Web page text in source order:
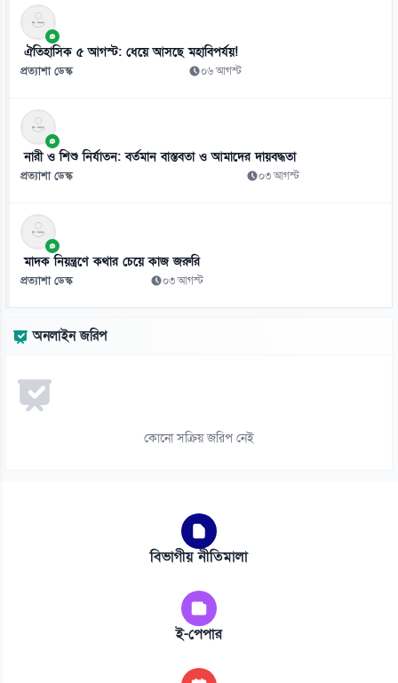
ঐতিহাসিক ৫ আগস্ট: ধেয়ে আসছে মহাবিপর্যয়!
প্রত্যাশা ডেস্ক ০৬ আগস্ট
নারী ও শিশু নির্যাতন: বর্তমান বাস্তবতা ও আমাদের দায়বদ্ধতা
প্রত্যাশা ডেস্ক ০৩ আগস্ট
মাদক নিয়ন্ত্রণে কথার চেয়ে কাজ জরুরি
প্রত্যাশা ডেস্ক ০৩ আগস্ট
অনলাইন জরিপ
কোনো সক্রিয় জরিপ নেই
বিভাগীয় নীতিমালা
ই-পেপার